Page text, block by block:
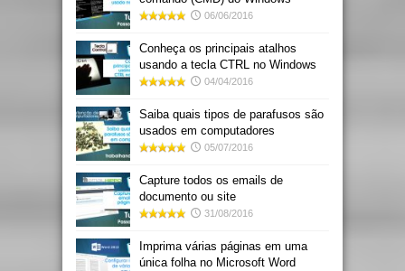
06/06/2016
Conheça os principais atalhos
usando a tecla CTRL no Windows
04/04/2016
Saiba quais tipos de parafusos são
usados em computadores
05/07/2016
Capture todos os emails de
documento ou site
31/08/2016
Imprima várias páginas em uma
única folha no Microsoft Word